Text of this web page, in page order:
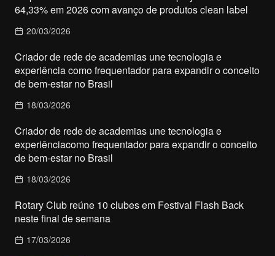
64,33% em 2026 com avanço de produtos clean label
20/03/2026
Criador de rede de academias une tecnologia e
experiência como frequentador para expandir o conceito
de bem-estar no Brasil
18/03/2026
Criador de rede de academias une tecnologia e
experiênciacomo frequentador para expandir o conceito
de bem-estar no Brasil
18/03/2026
Rotary Club reúne 10 clubes em Festival Flash Back
neste final de semana
17/03/2026